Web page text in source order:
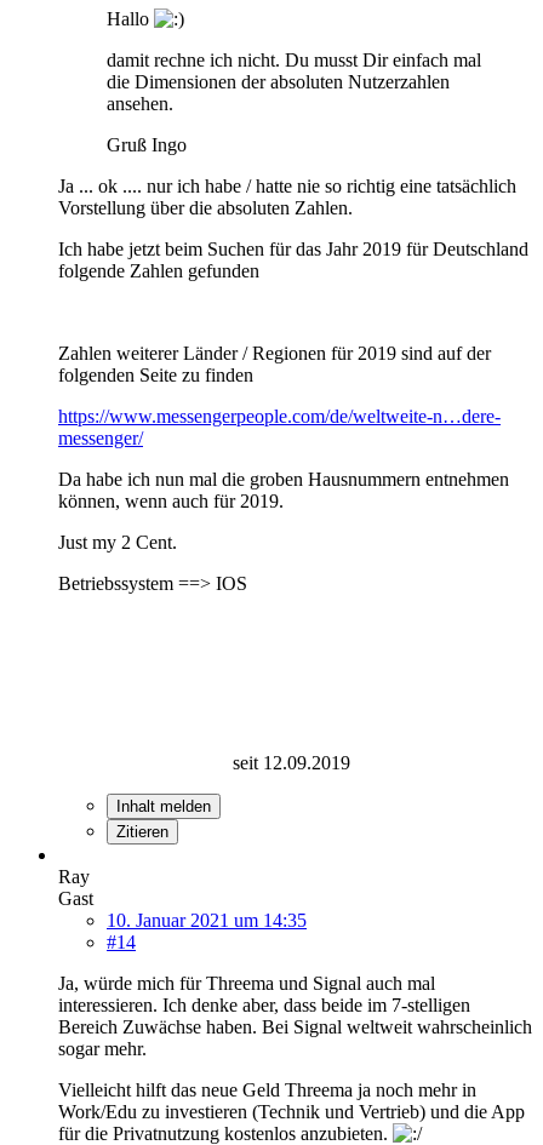
Hallo
damit rechne ich nicht. Du musst Dir einfach mal
die Dimensionen der absoluten Nutzerzahlen
ansehen.
Gruß Ingo
Ja ... ok .... nur ich habe / hatte nie so richtig eine tatsächlich
Vorstellung über die absoluten Zahlen.
Ich habe jetzt beim Suchen für das Jahr 2019 für Deutschland
folgende Zahlen gefunden
Zahlen weiterer Länder / Regionen für 2019 sind auf der
folgenden Seite zu finden
https://www.messengerpeople.com/de/weltweite-n…dere-
messenger/
Da habe ich nun mal die groben Hausnummern entnehmen
können, wenn auch für 2019.
Just my 2 Cent.
Betriebssystem ==> IOS
seit 12.09.2019
Inhalt melden
Zitieren
Ray
Gast
10. Januar 2021 um 14:35
#14
Ja, würde mich für Threema und Signal auch mal
interessieren. Ich denke aber, dass beide im 7-stelligen
Bereich Zuwächse haben. Bei Signal weltweit wahrscheinlich
sogar mehr.
Vielleicht hilft das neue Geld Threema ja noch mehr in
Work/Edu zu investieren (Technik und Vertrieb) und die App
für die Privatnutzung kostenlos anzubieten.